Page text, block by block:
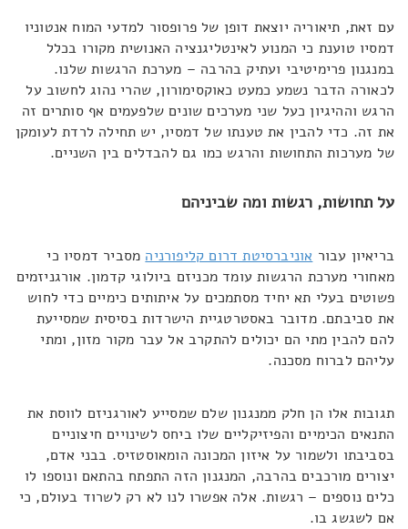
עם זאת, תיאוריה יוצאת דופן של פרופסור למדעי המוח אנטוניו
דמסיו טוענת כי המנוע לאינטליגנציה האנושית מקורו בכלל
במנגנון פרימיטיבי ועתיק בהרבה – מערכת הרגשות שלנו.
לכאורה הדבר נשמע כמעט כאוקסימורון, שהרי נהוג לחשוב על
הרגש וההיגיון כעל שני מערכים שונים שלפעמים אף סותרים זה
את זה. כדי להבין את טענתו של דמסיו, יש תחילה לרדת לעומקן
של מערכות התחושות והרגש כמו גם להבדלים בין השניים.
על תחושות, רגשות ומה שביניהם
בריאיון עבור אוניברסיטת דרום קליפורניה מסביר דמסיו כי
מאחורי מערכת הרגשות עומד מכניזם ביולוגי קדמון. אורגניזמים
פשוטים בעלי תא יחיד מסתמכים על איתותים כימיים כדי לחוש
את סביבתם. מדובר באסטרטגיית הישרדות בסיסית שמסייעת
להם להבין מתי הם יכולים להתקרב אל עבר מקור מזון, ומתי
עליהם לברוח מסכנה.
תגובות אלו הן חלק ממנגנון שלם שמסייע לאורגניזם לווסת את
התנאים הכימיים והפיזיקליים שלו ביחס לשינויים חיצוניים
בסביבתו ולשמור על איזון המכונה הומאוסטזיס. בבני אדם,
יצורים מורכבים בהרבה, המנגנון הזה התפתח בהתאם ונוספו לו
כלים נוספים – רגשות. אלה אפשרו לנו לא רק לשרוד בעולם, כי
אם לשגשג בו.